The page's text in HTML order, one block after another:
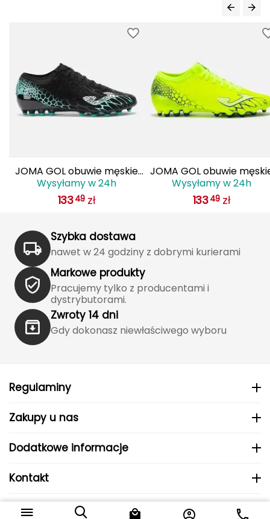
Grivel
Gumbies
Haago
Hanwag
Hoka
Hydrapak
I
IGLOO
JOMA GOL obuwie męskie
do piłki nożnej lanki
GOLS2501AG czarne
Wysyłamy w 24h
13349 zł
JOMA GOL obuwie
do piłki nożnej lanki
GOLS2509AG żółte
Wysyłamy w 24h
13349 zł
Szybka dostawa
nawet w 24 godziny z dobrymi kurierami
Markowe produkty
Pracujemy tylko z producentami i
dystrybutorami.
Zwroty 14 dni
Gdy dokonasz niewłaściwego wyboru
Regulaminy
Zakupy u nas
Dodatkowe informacje
Kontakt
© 2024 MHS Sp. z o.o..